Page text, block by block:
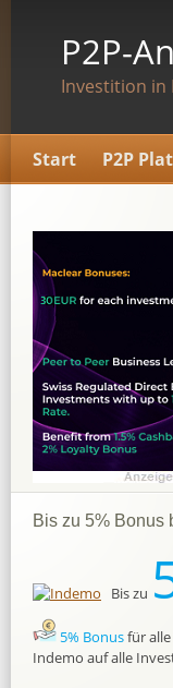
P2P-
Investition in
Start P2P
Bis zu 5% Bonus
Bis zu
5% Bonusfür
Indemo auf alle